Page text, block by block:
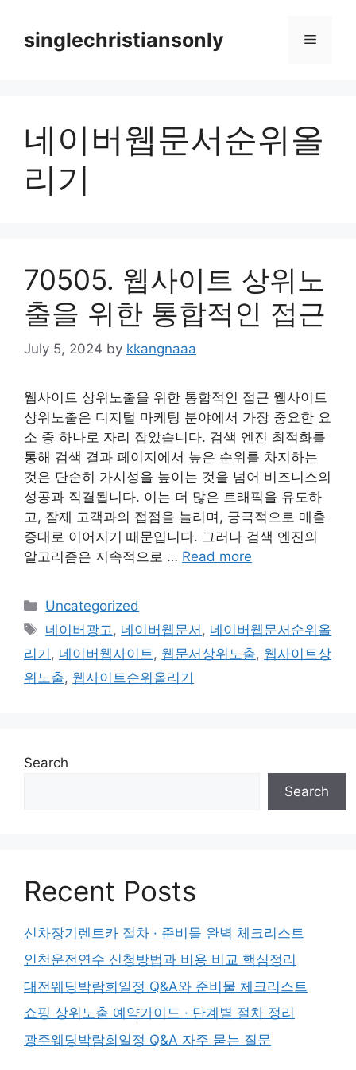
contentsinglechristiansonly Menu
네이버웹문서순위올
리기
70505. 웹사이트 상위노
출을 위한 통합적인 접근
July 5, 2024 by kkangnaaa
웹사이트 상위노출을 위한 통합적인 접근 웹사이트
상위노출은 디지털 마케팅 분야에서 가장 중요한 요
소 중 하나로 자리 잡았습니다. 검색 엔진 최적화를
통해 검색 결과 페이지에서 높은 순위를 차지하는
것은 단순히 가시성을 높이는 것을 넘어 비즈니스의
성공과 직결됩니다. 이는 더 많은 트래픽을 유도하
고, 잠재 고객과의 접점을 늘리며, 궁극적으로 매출
증대로 이어지기 때문입니다. 그러나 검색 엔진의
알고리즘은 지속적으로 … Read more
Categories
Uncategorized
Tags
네이버광고 , 네이버웹문서 , 네이버웹문서순위올
리기 , 네이버웹사이트 , 웹문서상위노출, 웹사이트상
위노출, 웹사이트순위올리기
Search
Search
Recent Posts
신차장기렌트카 절차 · 준비물 완벽 체크리스트
인천운전연수 신청방법과 비용 비교 핵심정리
대전웨딩박람회일정 Q&A와 준비물 체크리스트
쇼핑 상위노출 예약가이드 · 단계별 절차 정리
광주웨딩박람회일정 Q&A 자주 묻는 질문